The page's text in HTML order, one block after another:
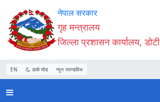
Accessibility
Mode
सुरु
गर्नुहोस्
सामाग्री
पढ्नुहाेस्
नेभिगेसन
पढ्नुहाेस्
वेबसाइट
खोजमा
जानुहोस्
नेपाल सरकार
गृह मन्त्रालय
जिल्ला प्रशासन कार्यालय, डोटी
EN डार्क मोड न्यून व्यान्डविथ